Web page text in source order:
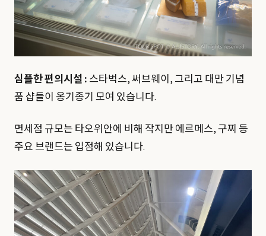
심플한 편의시설 : 스타벅스, 써브웨이, 그리고 대만 기념
품 샵들이 옹기종기 모여 있습니다.
면세점 규모는 타오위안에 비해 작지만 에르메스, 구찌 등
주요 브랜드는 입점해 있습니다.